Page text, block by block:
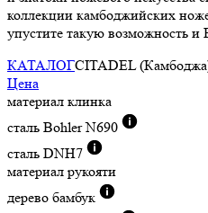
коллекции камбоджийских
упустите такую возможность и
КАТАЛОГCITADEL
Цена
материал клинка
сталь Bohler N690
сталь DNH7
материал рукояти
дерево бамбук